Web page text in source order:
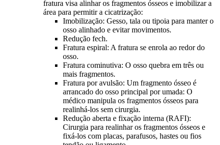
fratura visa alinhar os fragmentos ósseos e imobilizar a
área para permitir a cicatrização:
Imobilização: Gesso, tala ou tipoia para manter o
osso alinhado e evitar movimentos.
Redução fech.
Fratura espiral: A fratura se enrola ao redor do
osso.
Fratura cominutiva: O osso quebra em três ou
mais fragmentos.
Fratura por avulsão: Um fragmento ósseo é
arrancado do osso principal por umada: O
médico manipula os fragmentos ósseos para
realinhá-los sem cirurgia.
Redução aberta e fixação interna (RAFI):
Cirurgia para realinhar os fragmentos ósseos e
fixá-los com placas, parafusos, hastes ou fios